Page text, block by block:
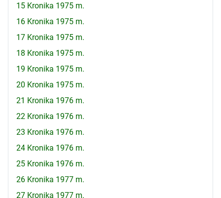
15 Kronika 1975 m.
16 Kronika 1975 m.
17 Kronika 1975 m.
18 Kronika 1975 m.
19 Kronika 1975 m.
20 Kronika 1975 m.
21 Kronika 1976 m.
22 Kronika 1976 m.
23 Kronika 1976 m.
24 Kronika 1976 m.
25 Kronika 1976 m.
26 Kronika 1977 m.
27 Kronika 1977 m.